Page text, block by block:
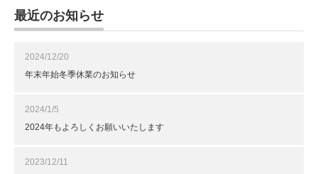
最近のお知らせ
2024/12/20
年末年始冬季休業のお知らせ
2024/1/5
2024年もよろしくお願いいたします
2023/12/11